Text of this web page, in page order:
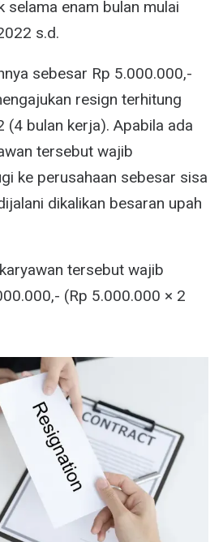
selama enam bulan mulai
s.d.
sebesar Rp 5.000.000,-
resign terhitung
(4 bulan kerja). Apabila ada
tersebut wajib
ke perusahaan sebesar sisa
dikalikan besaran upah
tersebut wajib
(Rp 5.000.000 × 2